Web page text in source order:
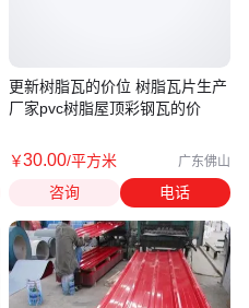
更新树脂瓦的价位 树脂瓦片生产
厂家pvc树脂屋顶彩钢瓦的价
￥30.00/平方米 广东佛山
咨询 电话